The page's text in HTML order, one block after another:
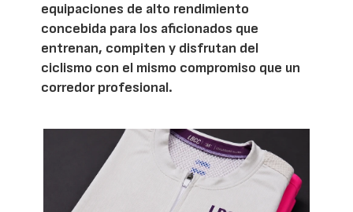
equipaciones de alto rendimiento
concebida para los aficionados que
entrenan, compiten y disfrutan del
ciclismo con el mismo compromiso que un
corredor profesional.